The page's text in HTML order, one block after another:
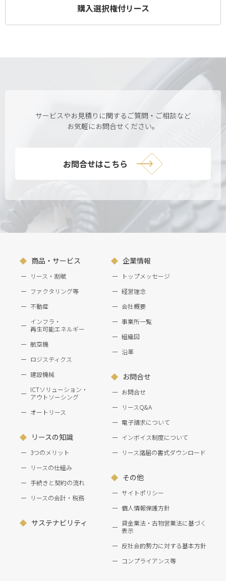
購入選択権付リース
サービスやお見積りに関するご質問・ご相談など
お気軽にお問合せください。
お問合せはこちら
商品・サービス
リース・割賦
ファクタリング等
不動産
インフラ・
再生可能エネルギー
航空機
ロジスティクス
建設機械
ICTソリューション・
アウトソーシング
オートリース
リースの知識
3つのメリット
リースの仕組み
手続きと契約の流れ
リースの会計・税務
サステナビリティ
企業情報
トップメッセージ
経営理念
会社概要
事業所一覧
組織図
沿革
お問合せ
お問合せ
リースQ&A
電子請求について
インボイス制度について
リース諸届の書式ダウンロード
その他
サイトポリシー
個人情報保護方針
貸金業法・古物営業法に基づく
表示
反社会的勢力に対する基本方針
コンプライアンス等